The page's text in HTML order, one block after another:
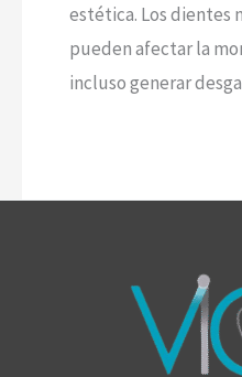
estética. Los dientes
pueden afectar la
incluso generar